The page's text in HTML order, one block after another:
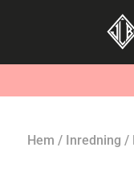
Hem / Inredning /